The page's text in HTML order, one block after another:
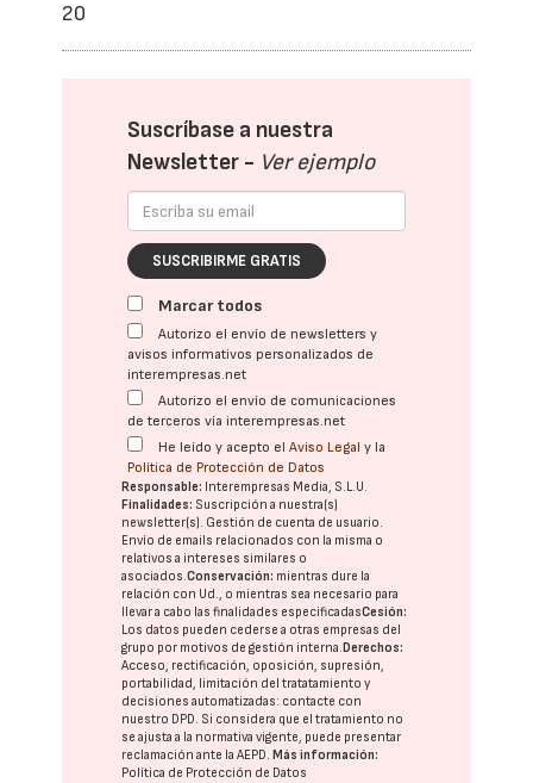
20
Suscríbase a nuestra
Newsletter - Ver ejemplo
SUSCRIBIRME GRATIS
Marcar todos
Autorizo el envío de newsletters y
avisos informativos personalizados de
interempresas.net
Autorizo el envío de comunicaciones
de terceros vía interempresas.net
He leído y acepto elAviso Legal y la
Política de Protección de Datos
Responsable: Interempresas Media, S.L.U.
Finalidades: Suscripción a nuestra(s)
newsletter(s). Gestión de cuenta de usuario.
Envío de emails relacionados con la misma o
relativos a intereses similares o
asociados.Conservación: mientras dure la
relación con Ud., o mientras sea necesario para
llevar a cabo las finalidades especificadasCesión:
Los datos pueden cederse a otras empresas del
grupo por motivos de gestión interna. Derechos:
Acceso, rectificación, oposición, supresión,
portabilidad, limitación del tratatamiento y
decisiones automatizadas: contacte con
nuestro DPD. Si considera que el tratamiento no
se ajusta a la normativa vigente, puede presentar
reclamación ante laAEPD. Más información:
Política de Protección de Datos